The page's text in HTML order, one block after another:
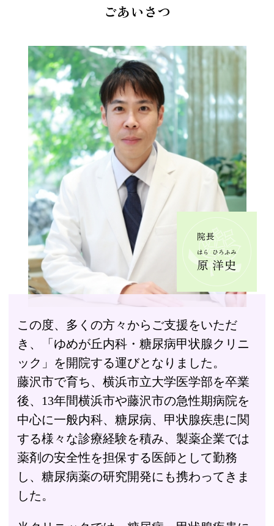
ごあいさつ
この度、多くの方々からご支援をいただ
き、「ゆめが丘内科・糖尿病甲状腺クリニ
ック」を開院する運びとなりました。
藤沢市で育ち、横浜市立大学医学部を卒業
後、13年間横浜市や藤沢市の急性期病院を
中心に一般内科、糖尿病、甲状腺疾患に関
する様々な診療経験を積み、製薬企業では
薬剤の安全性を担保する医師として勤務
し、糖尿病薬の研究開発にも携わってきま
した。
院長
原
はら
洋史
ひろふみ